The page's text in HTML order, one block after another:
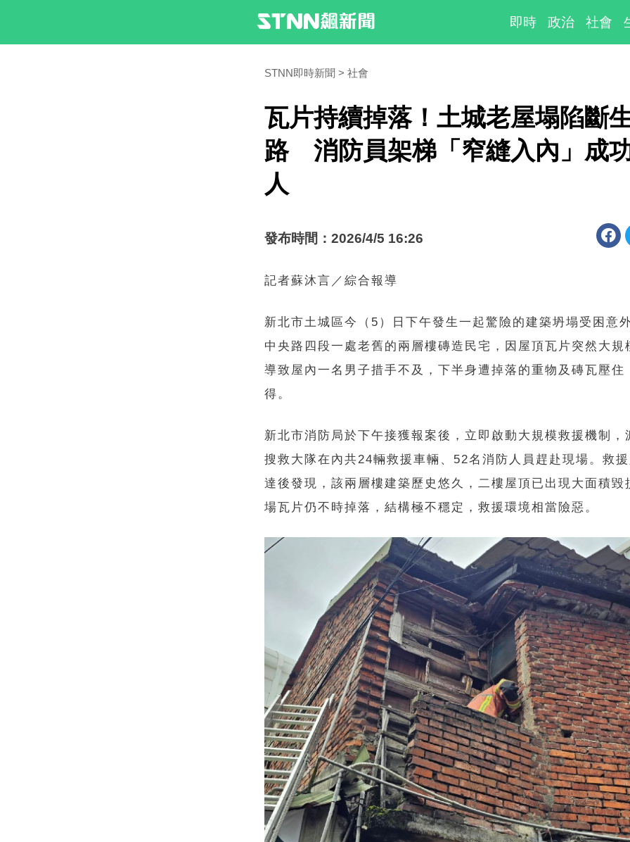
即時 政治 社會
STNN即時新聞 社會
瓦片持續掉落！土城老屋塌陷斷
路 消防員架梯「窄縫入內」成
人
發布時間：2026/4/5 16:26
記者蘇沐言／綜合報導
新北市土城區今（5）日下午發生一起驚險的建築坍塌受困意
中央路四段一處老舊的兩層樓磚造民宅，因屋頂瓦片突然大規
導致屋內一名男子措手不及，下半身遭掉落的重物及磚瓦壓住
得。
新北市消防局於下午接獲報案後，立即啟動大規模救援機制，
搜救大隊在內共24輛救援車輛、52名消防人員趕赴現場。救
達後發現，該兩層樓建築歷史悠久，二樓屋頂已出現大面積毀
場瓦片仍不時掉落，結構極不穩定，救援環境相當險惡。